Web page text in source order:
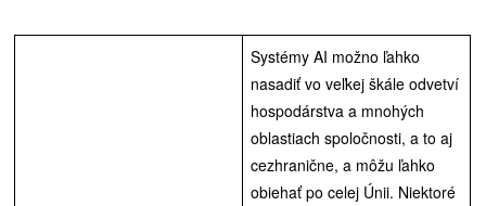
Systémy AI možno ľahko
nasadiť vo veľkej škále odvetví
hospodárstva a mnohých
oblastiach spoločnosti, a to aj
cezhranične, a môžu ľahko
obiehať po celej Únii. Niektoré